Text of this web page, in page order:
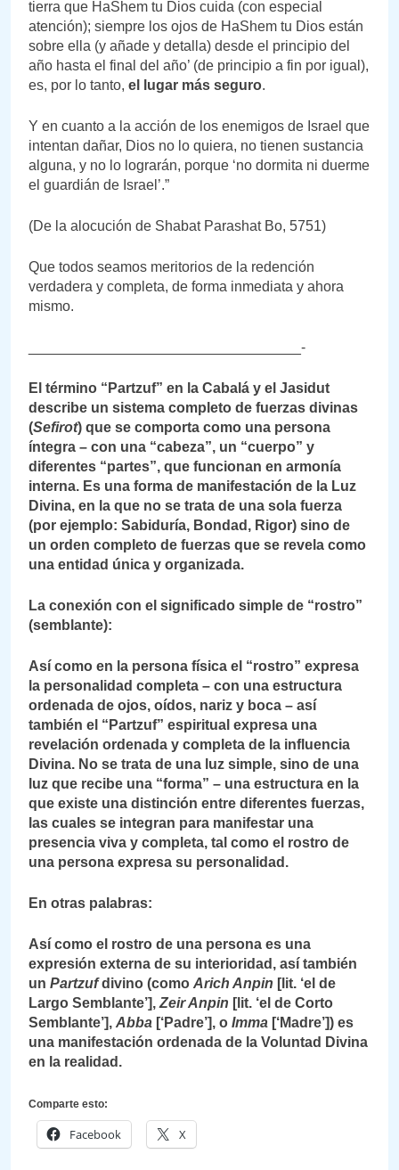
tierra que HaShem tu Dios cuida (con especial
atención); siempre los ojos de HaShem tu Dios están
sobre ella (y añade y detalla) desde el principio del
año hasta el final del año’ (de principio a fin por igual),
es, por lo tanto, el lugar más seguro.
Y en cuanto a la acción de los enemigos de Israel que
intentan dañar, Dios no lo quiera, no tienen sustancia
alguna, y no lo lograrán, porque ‘no dormita ni duerme
el guardián de Israel’.”
(De la alocución de Shabat Parashat Bo, 5751)
Que todos seamos meritorios de la redención
verdadera y completa, de forma inmediata y ahora
mismo.
__________________________________-
El término “Partzuf” en la Cabalá y el Jasidut
describe un sistema completo de fuerzas divinas
(Sefirot) que se comporta como una persona
íntegra – con una “cabeza”, un “cuerpo” y
diferentes “partes”, que funcionan en armonía
interna. Es una forma de manifestación de la Luz
Divina, en la que no se trata de una sola fuerza
(por ejemplo: Sabiduría, Bondad, Rigor) sino de
un orden completo de fuerzas que se revela como
una entidad única y organizada.
La conexión con el significado simple de “rostro”
(semblante):
Así como en la persona física el “rostro” expresa
la personalidad completa – con una estructura
ordenada de ojos, oídos, nariz y boca – así
también el “Partzuf” espiritual expresa una
revelación ordenada y completa de la influencia
Divina. No se trata de una luz simple, sino de una
luz que recibe una “forma” – una estructura en la
que existe una distinción entre diferentes fuerzas,
las cuales se integran para manifestar una
presencia viva y completa, tal como el rostro de
una persona expresa su personalidad.
En otras palabras:
Así como el rostro de una persona es una
expresión externa de su interioridad, así también
un Partzufdivino (como Arich Anpin [lit. ‘el de
Largo Semblante’], Zeir Anpin [lit. ‘el de Corto
Semblante’], Abba [‘Padre’], o Imma [‘Madre’]) es
una manifestación ordenada de la Voluntad Divina
en la realidad.
Comparte esto:
Facebook X